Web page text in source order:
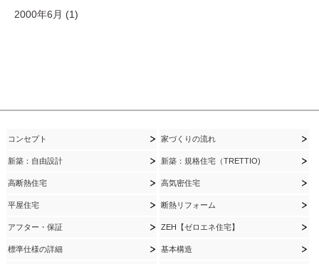
2000年6月 (1)
コンセプト 家づくりの流れ
新築：自由設計 新築：規格住宅（TRETTIO)
高断熱住宅 高気密住宅
平屋住宅 断熱リフォーム
アフター・保証 ZEH【ゼロエネ住宅】
標準仕様の詳細 基本構造